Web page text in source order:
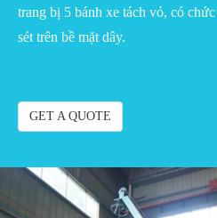
trang bị 5 bánh xe tách vỏ, có
sét trên bề mặt dây.
GET A QUOTE